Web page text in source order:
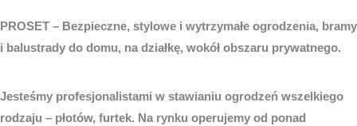
PROSET – Bezpieczne, stylowe i wytrzymałe ogrodzenia, bramy
i balustrady do domu, na działkę, wokół obszaru prywatnego.
Jesteśmy profesjonalistami w stawianiu ogrodzeń wszelkiego
rodzaju – płotów, furtek. Na rynku operujemy od ponad